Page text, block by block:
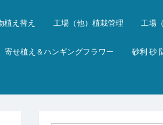
植え替え 工場（他）植栽管理 工場
寄せ植え＆ハンギングフラワー 砂利 砂